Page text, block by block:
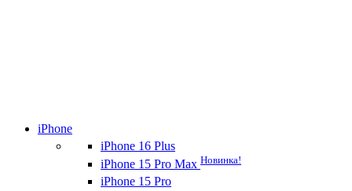
iPhone
iPhone 16 Plus
iPhone 15 Pro Max Новинка!
iPhone 15 Pro